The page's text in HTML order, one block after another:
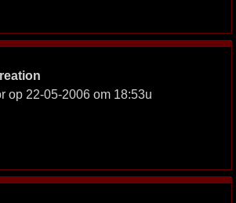
op 22-05-2006 om 18:53u